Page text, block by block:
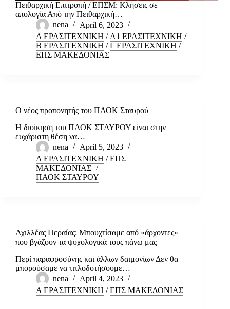
Πειθαρχική Επιτροπή / ΕΠΣΜ: Κλήσεις σε
απολογία Από την Πειθαρχική…
nena
April 6, 2023
Α ΕΡΑΣΙΤΕΧΝΙΚΗ /Α1 ΕΡΑΣΙΤΕΧΝΙΚΗ /
Β ΕΡΑΣΙΤΕΧΝΙΚΗ /Γ ΕΡΑΣΙΤΕΧΝΙΚΗ /
ΕΠΣ ΜΑΚΕΔΟΝΙΑΣ
Ο νέος προπονητής του ΠΑΟΚ Σταυρού
Η διοίκηση του ΠΑΟΚ ΣΤΑΥΡΟΥ είναι στην
ευχάριστη θέση να…
nena
April 5, 2023
Α ΕΡΑΣΙΤΕΧΝΙΚΗ /ΕΠΣ
ΜΑΚΕΔΟΝΙΑΣ
ΠΑΟΚ ΣΤΑΥΡΟΥ
Αχιλλέας Περαίας: Μπουχτίσαμε από «άρχοντες»
που βγάζουν τα ψυχολογικά τους πάνω μας
Περί παραφροσύνης και άλλων δαιμονίων Δεν θα
μπορούσαμε να τιτλοδοτήσουμε…
nena
April 4, 2023
Α ΕΡΑΣΙΤΕΧΝΙΚΗ /ΕΠΣ ΜΑΚΕΔΟΝΙΑΣ